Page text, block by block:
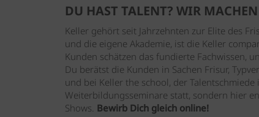
DU HAST TALENT?WIR MACHEN
Keller gehört seit Jahrzehnten zur Elite des
und die eigene Akademie, ist die Keller
Kunden schätzen das fundierte Fachwissen,
Du berätst die Kunden in Sachen Frisur,
und bei Keller the school, der
Weiterbildungsseminare statt, sondern hier
Shows. Bewirb Dich gleich online!